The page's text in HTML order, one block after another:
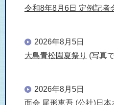
令和8年8月6日 定例記者
2026年8月5日
大島青松園夏祭り (写真
2026年8月5日
面会 尾形恵吾 (公社)日